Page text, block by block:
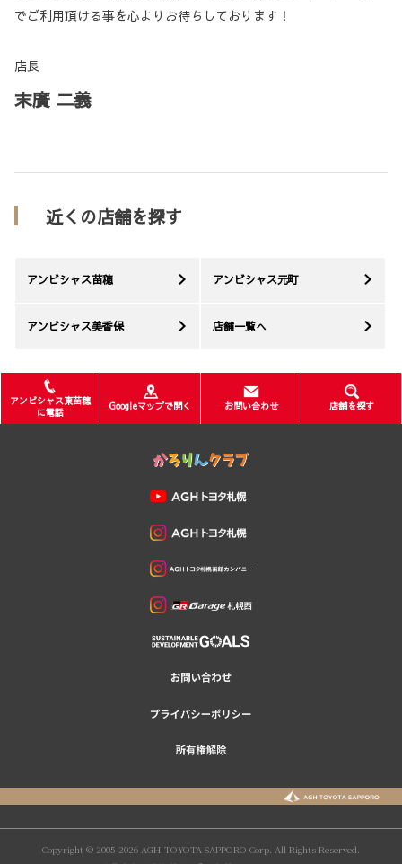
でご利用頂ける事を心よりお待ちしております！
店長
末廣 二義
近くの店舗を探す
アンビシャス苗穂 アンビシャス元町
アンビシャス美香保 店舗一覧へ
アンビシャス東苗穂
に電話
Googleマップで開く お問い合わせ 店舗を探す
Copyright © 2005-2026 AGH TOYOTA SAPPORO Corp. All Rights Reserved.